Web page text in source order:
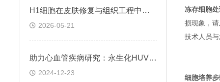
H1细胞在皮肤修复与组织工程中的应用前景
2026-05-21
助力心血管疾病研究：永生化HUVEC!
2024-12-23
冻存细胞
损现象，
技术人员
细胞培养